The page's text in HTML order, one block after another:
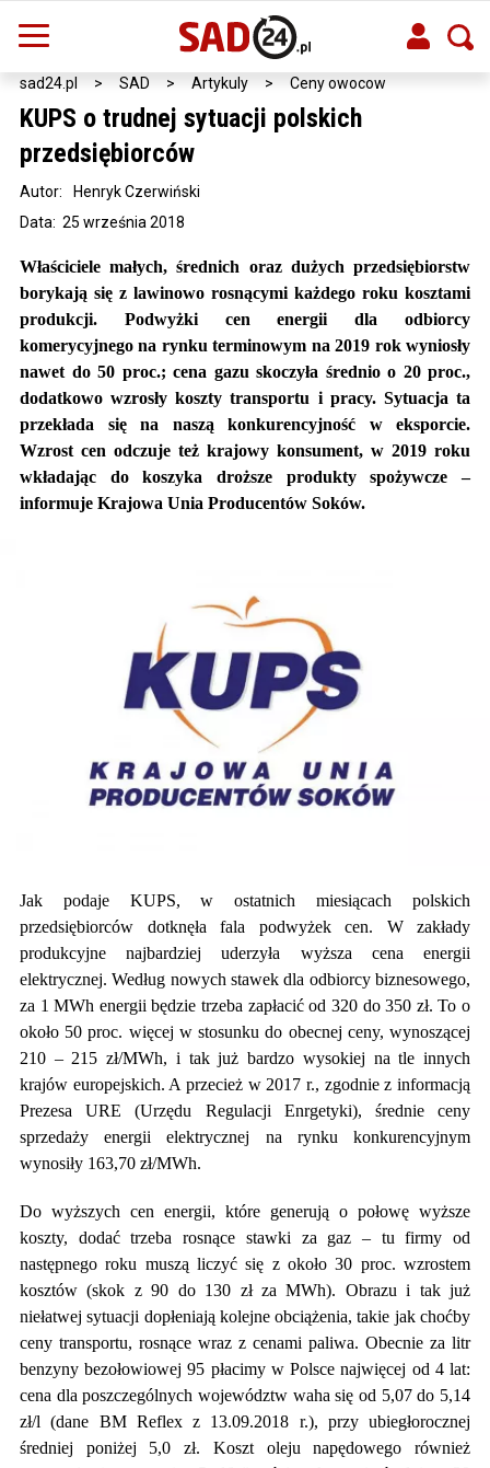
sad24.pl > SAD > Artykuly > Ceny owocow
KUPS o trudnej sytuacji polskich
przedsiębiorców
Data: 25 września 2018
Autor: Henryk Czerwiński
Właściciele małych, średnich oraz dużych przedsiębiorstw
borykają się z lawinowo rosnącymi każdego roku kosztami
produkcji. Podwyżki cen energii dla odbiorcy
komerycyjnego na rynku terminowym na 2019 rok wyniosły
nawet do 50 proc.; cena gazu skoczyła średnio o 20 proc.,
dodatkowo wzrosły koszty transportu i pracy. Sytuacja ta
przekłada się na naszą konkurencyjność w eksporcie.
Wzrost cen odczuje też krajowy konsument, w 2019 roku
wkładając do koszyka droższe produkty spożywcze –
informuje Krajowa Unia Producentów Soków.
Jak podaje KUPS, w ostatnich miesiącach polskich
przedsiębiorców dotknęła fala podwyżek cen. W zakłady
produkcyjne najbardziej uderzyła wyższa cena energii
elektrycznej. Według nowych stawek dla odbiorcy biznesowego,
za 1 MWh energii będzie trzeba zapłacić od 320 do 350 zł. To o
około 50 proc. więcej w stosunku do obecnej ceny, wynoszącej
210 – 215 zł/MWh, i tak już bardzo wysokiej na tle innych
krajów europejskich. A przecież w 2017 r., zgodnie z informacją
Prezesa URE (Urzędu Regulacji Enrgetyki), średnie ceny
sprzedaży energii elektrycznej na rynku konkurencyjnym
wynosiły 163,70 zł/MWh.
Do wyższych cen energii, które generują o połowę wyższe
koszty, dodać trzeba rosnące stawki za gaz – tu firmy od
następnego roku muszą liczyć się z około 30 proc. wzrostem
kosztów (skok z 90 do 130 zł za MWh). Obrazu i tak już
niełatwej sytuacji dopłeniają kolejne obciążenia, takie jak choćby
ceny transportu, rosnące wraz z cenami paliwa. Obecnie za litr
benzyny bezołowiowej 95 płacimy w Polsce najwięcej od 4 lat:
cena dla poszczególnych województw waha się od 5,07 do 5,14
zł/l (dane BM Reflex z 13.09.2018 r.), przy ubiegłorocznej
średniej poniżej 5,0 zł. Koszt oleju napędowego również